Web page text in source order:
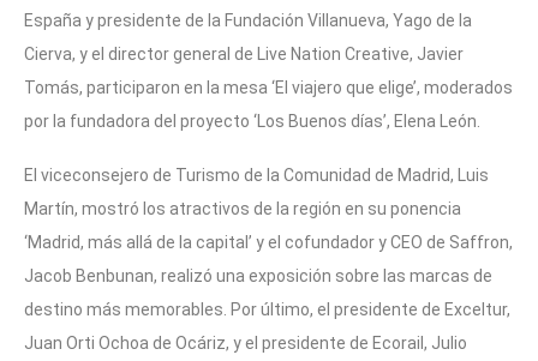
España y presidente de la Fundación Villanueva, Yago de la
Cierva, y el director general de Live Nation Creative, Javier
Tomás, participaron en la mesa ‘El viajero que elige’, moderados
por la fundadora del proyecto ‘Los Buenos días’, Elena León.
El viceconsejero de Turismo de la Comunidad de Madrid, Luis
Martín, mostró los atractivos de la región en su ponencia
‘Madrid, más allá de la capital’ y el cofundador y CEO de Saffron,
Jacob Benbunan, realizó una exposición sobre las marcas de
destino más memorables. Por último, el presidente de Exceltur,
Juan Orti Ochoa de Ocáriz, y el presidente de Ecorail, Julio